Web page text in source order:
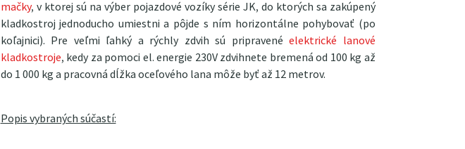
mačky, v ktorej sú na výber pojazdové vozíky série JK, do ktorých sa zakúpený
kladkostroj jednoducho umiestni a pôjde s ním horizontálne pohybovať (po
koľajnici). Pre veľmi ľahký a rýchly zdvih sú pripravenéelektrické lanové
kladkostroje, kedy za pomoci el. energie 230V zdvihnete bremená od 100 kg až
do 1 000 kg a pracovná dĺžka oceľového lana môže byť až 12 metrov.
Popis vybraných súčastí: